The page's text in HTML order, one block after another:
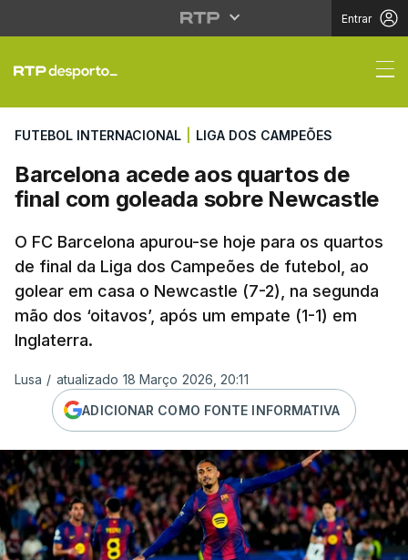
Entrar
Barcelona acede aos
FUTEBOL INTERNACIONAL LIGA DOS CAMPEÕES
Barcelona acede aos quartos de
final com goleada sobre Newcastle
O FC Barcelona apurou-se hoje para os quartos
de final da Liga dos Campeões de futebol, ao
golear em casa o Newcastle (7-2), na segunda
mão dos ‘oitavos’, após um empate (1-1) em
Inglaterra.
Lusa / atualizado 18 Março 2026, 20:11
ADICIONAR COMO FONTE INFORMATIVA